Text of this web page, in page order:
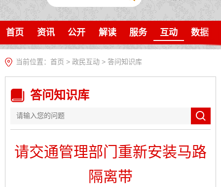
首页 资讯 公开 解读 服务 互动 数据
当前位置： 首页 > 政民互动 > 答问知识库
答问知识库
请交通管理部门重新安装马路
隔离带